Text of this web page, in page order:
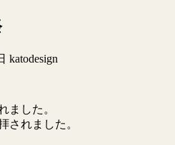
katodesign
ました。
されました。